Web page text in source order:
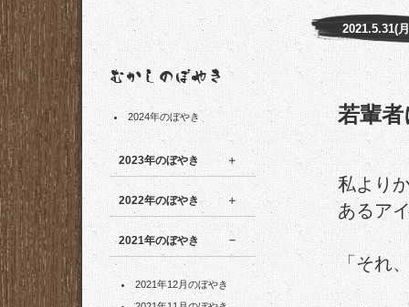
2024年のぼやき
2023年のぼやき
2022年のぼやき
2021年のぼやき
2021年12月のぼやき
2021.5.31(
若輩
私より
あるア
「それ